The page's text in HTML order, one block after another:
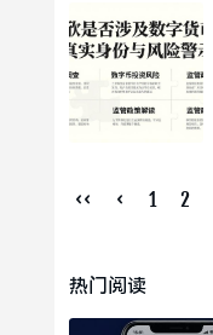
‹‹ ‹ 1 2
热门阅读